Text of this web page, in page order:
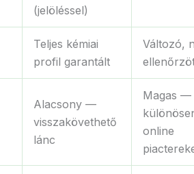
(jelöléssel)
Teljes kémiai
profil garantált
Változó,
Alacsony —
visszakövethető
lánc
Magas —
online